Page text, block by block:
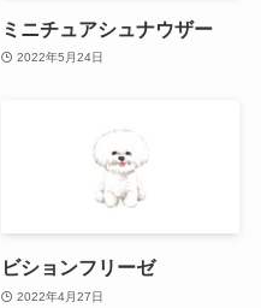
ミニチュアシュナウザー
2022年5月24日
ビションフリーゼ
2022年4月27日